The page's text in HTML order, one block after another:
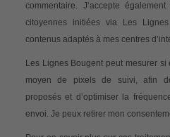
commentaire. J’accepte
citoyennes initiées via Les
contenus adaptés à mes centres
Les Lignes Bougent peut mesurer si
moyen de pixels de suivi, afin
proposés et d’optimiser la
envoi. Je peux retirer mon